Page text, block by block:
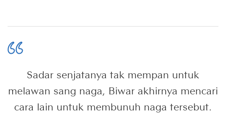
Sadar senjatanya tak mempan untuk
melawan sang naga, Biwar akhirnya mencari
cara lain untuk membunuh naga tersebut.